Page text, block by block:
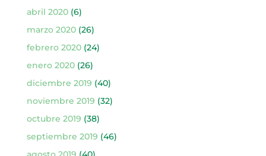
abril 2020(6)
marzo 2020(26)
febrero 2020(24)
enero 2020(26)
diciembre 2019 (40)
noviembre 2019 (32)
octubre 2019 (38)
septiembre 2019 (46)